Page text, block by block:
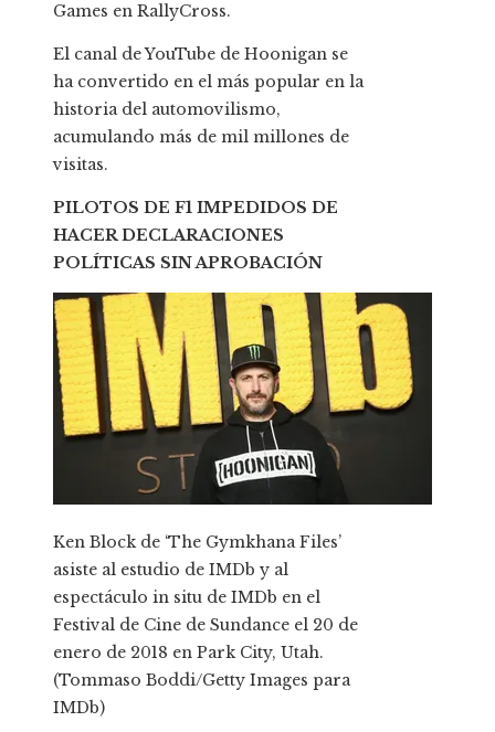
Games en RallyCross.
El canal de YouTube de Hoonigan se
ha convertido en el más popular en la
historia del automovilismo,
acumulando más de mil millones de
visitas.
PILOTOS DE F1 IMPEDIDOS DE
HACER DECLARACIONES
POLÍTICAS SIN APROBACIÓN
Ken Block de ‘The Gymkhana Files’
asiste al estudio de IMDb y al
espectáculo in situ de IMDb en el
Festival de Cine de Sundance el 20 de
enero de 2018 en Park City, Utah.
(Tommaso Boddi/Getty Images para
IMDb)